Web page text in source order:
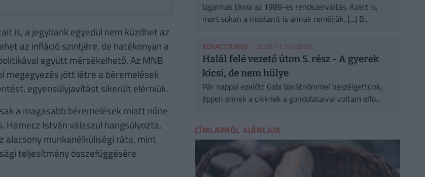
is, a jegybank egyedül nem küzdhet az
az infláció szintjére, de hatékonyan a
együtt mérsékelhető. Az MNB
megegyezés jött létre a béremelések
egyensúlyjavítást sikerült elérniük.
a magasabb béremelések miatt nőne
István válaszul hangsúlyozta,
alacsony munkanélküliségi ráta, mint
teljesítmény összefüggésére
Izgalmas téma az 1989-es rendszerváltás. Azért is,
mert sokan a mostanit is annak reméljük. [...] B...
KOVACSTUNDE | 2025.11.15 08:00
Halál felé vezető úton 5. rész - A gyerek
kicsi, de nem hülye
Pár nappal ezelőtt Gabi barátnőmmel beszélgettünk,
éppen ennek a cikknek a gondolataival voltam elfo...
CÍMLAPRÓL AJÁNLJUK